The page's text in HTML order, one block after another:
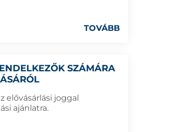
TOVÁBB
SZÁMÁRA
elővásárlási joggal
ajánlatra.